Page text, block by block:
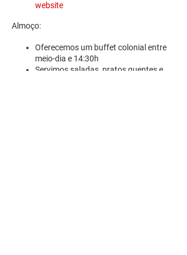
website
Almoço:
Oferecemos um buffet colonial entre
meio-dia e 14:30h
Servimos saladas, pratos quentes e